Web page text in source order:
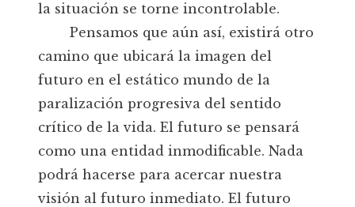
la situación se torne incontrolable.
Pensamos que aún así, existirá otro
camino que ubicará la imagen del
futuro en el estático mundo de la
paralización progresiva del sentido
crítico de la vida. El futuro se pensará
como una entidad inmodificable. Nada
podrá hacerse para acercar nuestra
visión al futuro inmediato. El futuro